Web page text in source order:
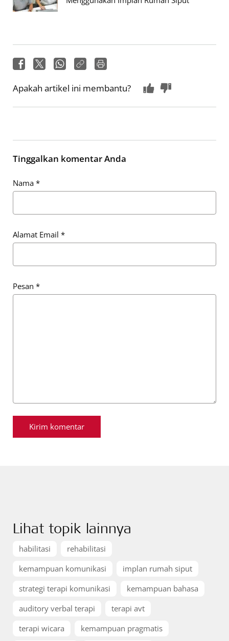
Apakah artikel ini membantu?
Tinggalkan komentar Anda
Nama *
Alamat Email *
Pesan *
Lihat topik lainnya
habilitasi
rehabilitasi
kemampuan komunikasi
implan rumah siput
strategi terapi komunikasi
kemampuan bahasa
auditory verbal terapi
terapi avt
terapi wicara
kemampuan pragmatis